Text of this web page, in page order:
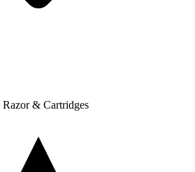
Razor & Cartridges